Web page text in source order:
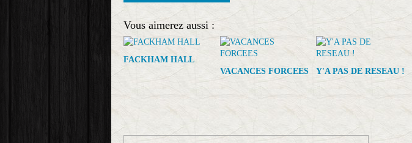
Vous aimerez aussi :
FACKHAM HALL
VACANCES FORCEES
Y'A PAS DE RESEAU !